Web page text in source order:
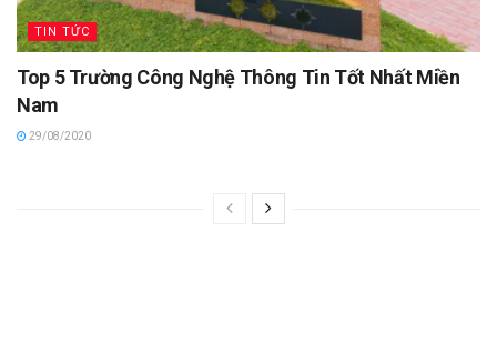
TIN TỨC
Top 5 Trường Công Nghệ Thông Tin Tốt Nhất Miền
Nam
29/08/2020